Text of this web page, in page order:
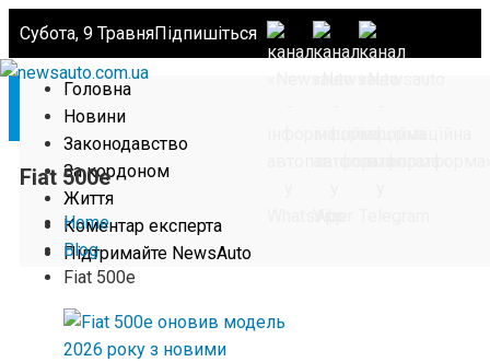
Субота, 9 ТравняПідпишіться
Головна
Новини
Законодавство
За кордоном
Життя
Коментар експерта
Підтримайте NewsAuto
Fiat 500e
Home
Blog
Fiat 500e